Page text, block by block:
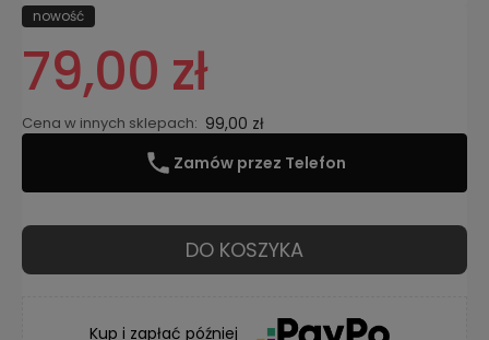
nowość
79,00 zł
Cena w innych sklepach: 99,00 zł
Zamów przez Telefon
DO KOSZYKA
Kup i zapłać później